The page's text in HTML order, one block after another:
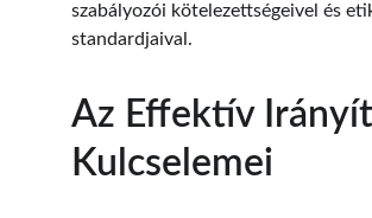
szabályozói kötelezettségeivel és
standardjaival.
Az Effektív
Kulcselemei